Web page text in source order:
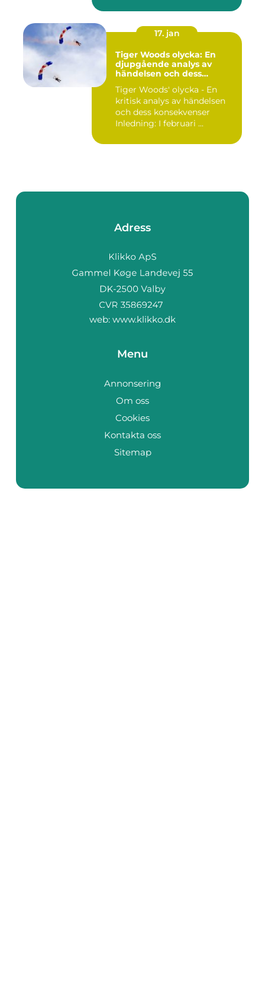
17. jan
Tiger Woods olycka: En
djupgående analys av
händelsen och dess
Tiger Woods' olycka - En
kritisk analys av händelsen
och dess konsekvenser
Inledning: I februari ...
Adress
web: www.klikko.dk
Menu
Annonsering
Om oss
Cookies
Kontakta oss
Sitemap